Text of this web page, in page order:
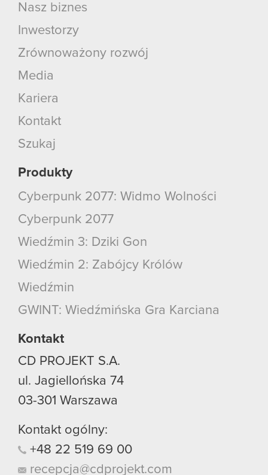
Nasz biznes
Inwestorzy
Zrównoważony rozwój
Media
Kariera
Kontakt
Szukaj
Produkty
Cyberpunk 2077: Widmo Wolności
Cyberpunk 2077
Wiedźmin 3: Dziki Gon
Wiedźmin 2: Zabójcy Królów
Wiedźmin
GWINT: Wiedźmińska Gra Karciana
Kontakt
CD PROJEKT S.A.
ul. Jagiellońska 74
03-301 Warszawa
Kontakt ogólny:
+48 22 519 69 00
recepcja@cdprojekt.com